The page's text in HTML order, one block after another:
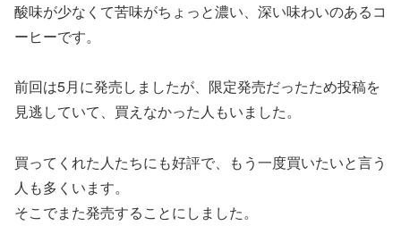
酸味が少なくて苦味がちょっと濃い、深い味わいのあるコ
ーヒーです。
前回は5月に発売しましたが、限定発売だったため投稿を
見逃していて、買えなかった人もいました。
買ってくれた人たちにも好評で、もう一度買いたいと言う
人も多くいます。
そこでまた発売することにしました。